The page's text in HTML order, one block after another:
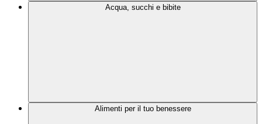
Acqua, succhi e bibite
Alimenti per il tuo benessere